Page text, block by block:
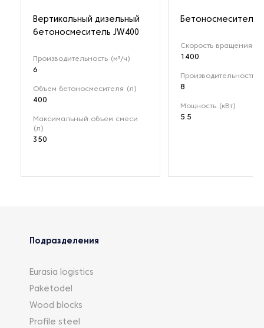
Вертикальный дизельный
бетоносмеситель JW400
Производительность (м³/ч)
6
Объем бетоносмесителя (л)
400
Максимальный объем смеси
(л)
350
Бетоносмеситель
Скорость вращения
1400
Производительность
8
Мощность (кВт)
5.5
Подразделения
Eurasia logistics
Paketodel
Wood blocks
Profile steel